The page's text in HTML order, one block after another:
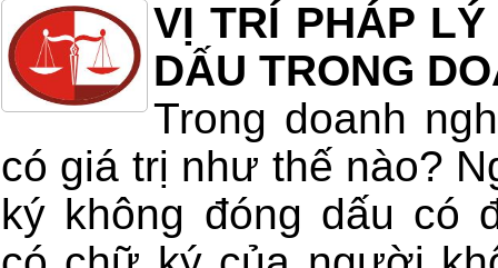
VỊ TRÍ PHÁP
DẤU TRONG
Trong doanh
có giá trị như thế nào?
ký không đóng dấu có